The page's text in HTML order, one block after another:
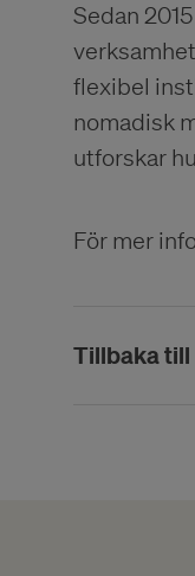
Sedan
flexibel
nomadisk
utforskar
För mer
Tillbaka